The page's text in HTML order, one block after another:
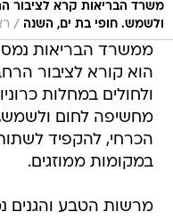
משרד הבריאות קרא לציבור
ולשמש. חופי בת ים, השנה /
ממשרד הבריאות
הוא קורא לציבור
ולחולים במחלות
מחשיפה לחום ולשמש,
הכרחי, להקפיד
במקומות ממוזגים.
מרשות הטבע